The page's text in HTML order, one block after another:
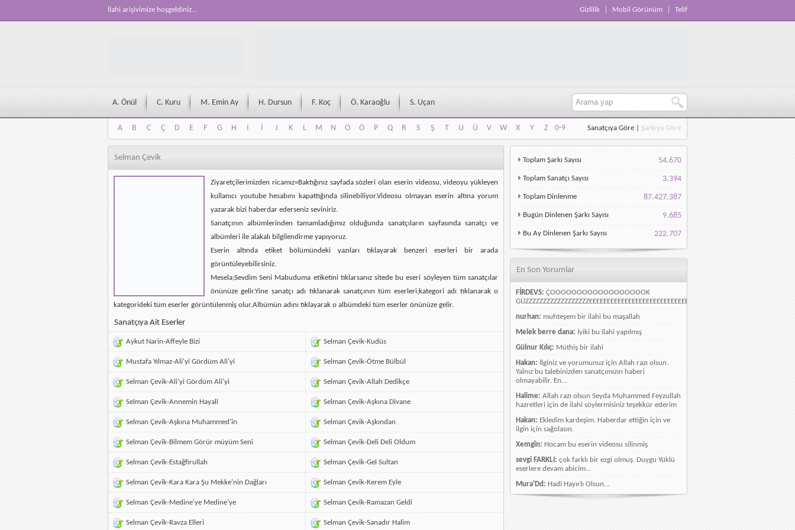
İlahi arişivimize hoşgeldiniz... Gizlilik Mobil Görünüm Telif
A. Önül C. Kuru M. Emin Ay H. Dursun F. Koç Ö. Karaoğlu S. Uçan
A B C Ç D E F G H I İ J K L M N O Ö P Q R S Ş T U Ü V W X Y Z
0-9
A
B C Ç D E F G H I İ J K L M N O Ö P Q R S Ş T U Ü V W X Y Z 0-9
Sanatçıya Göre Şarkıya Göre
Selman Çevik
Ziyaretçilerimizden ricamız=Baktığınız sayfada sözleri olan eserin videosu, videoyu yükleyen
kullanıcı youtube hesabını kapattığında silinebiliyor.Videosu olmayan eserin altına yorum
yazarak bizi haberdar ederseniz seviniriz.
Sanatçının albümlerinden tamamladığımız olduğunda sanatçıların sayfasında sanatçı ve
albümleri ile alakalı bilgilendirme yapıyoruz.
Eserin altında etiket bölümündeki yazıları tıklayarak benzeri eserleri bir arada
görüntüleyebilirsiniz.
Mesela;Sevdim Seni Mabuduma etiketini tıklarsanız sitede bu eseri söyleyen tüm sanatçılar
önünüze gelir.Yine sanatçı adı tıklanarak sanatçının tüm eserleri;kategori adı tıklanarak o
kategorideki tüm eserler görüntülenmiş olur.Albümün adını tıklayarak o albümdeki tüm eserler önünüze gelir.
Sanatçıya Ait Eserler
Aykut Narin-Affeyle Bizi Selman Çevik-Kudüs
Mustafa Yılmaz-Ali'yi Gördüm Ali'yi Selman Çevik-Ötme Bülbül
Selman Çevik-Ali'yi Gördüm Ali'yi Selman Çevik-Allah Dedikçe
Selman Çevik-Annemin Hayali Selman Çevik-Aşkına Divane
Selman Çevik-Aşkına Muhammed'in Selman Çevik-Aşkından
Selman Çevik-Bilmem Görür müyüm Seni Selman Çevik-Deli Deli Oldum
Selman Çevik-Estağfirullah Selman Çevik-Gel Sultan
Selman Çevik-Kara Kara Şu Mekke'nin Dağları Selman Çevik-Kerem Eyle
Selman Çevik-Medine'ye Medine'ye Selman Çevik-Ramazan Geldi
Selman Çevik-Ravza Elleri Selman Çevik-Sanadır Halim
Toplam Şarkı Sayısı 54.670
Toplam Sanatçı Sayısı 3.394
Toplam Dinlenme 87.427.387
Bugün Dinlenen Şarkı Sayısı 9.685
Bu Ay Dinlenen Şarkı Sayısı 222.707
En Son Yorumlar
FİRDEVS: ÇOOOOOOOOOOOOOOOOOOK
GÜZZZZZZZZZZZZZZZZZZEEEEEEEEEEEEEEEEEEEEEEEEEEEEELLLLLLLLLLLLLLLLLLLLLLLL
nurhan: muhteşem bir ilahi bu maşallah
Melek berre dana: İyiki bu ilahi yapılmış
Gülnur Kılıç: Müthiş bir ilahi
Hakan: İlginiz ve yorumunuz için Allah razı olsun.
Yalnız bu talebinizden sanatçımızın haberi
olmayabilir. En...
Halime: Allah razı olsun Seyda Muhammed Feyzullah
hazretleri için de ilahi söylermisiniz teşekkür ederim
Hakan: Ekledim kardeşim. Haberdar ettiğin için ve
ilgin için sağolasın.
Xemgîn: Hocam bu eserin videosu silinmiş
sevgi FARKLI: çok farklı bir ezgi olmuş. Duygu Yüklü
eserlere devam abicim...
Mura'Dd: Hadi Hayırlı Olsun...